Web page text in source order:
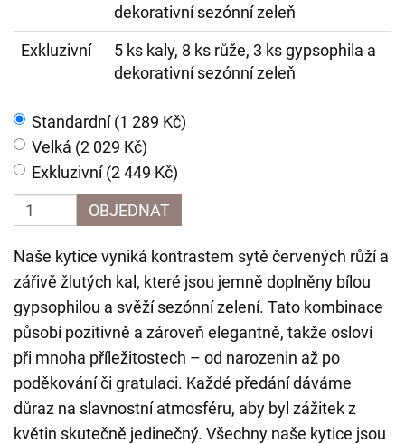
dekorativní sezónní zeleň
Exkluzivní
5 ks kaly, 8 ks růže, 3 ks gypsophila a
dekorativní sezónní zeleň
Standardní (1 289 Kč)
Velká (2 029 Kč)
Exkluzivní (2 449 Kč)
OBJEDNAT
Naše kytice vyniká kontrastem sytě červených růží a
zářivě žlutých kal, které jsou jemně doplněny bílou
gypsophilou a svěží sezónní zelení. Tato kombinace
působí pozitivně a zároveň elegantně, takže osloví
při mnoha příležitostech – od narozenin až po
poděkování či gratulaci. Každé předání dáváme
důraz na slavnostní atmosféru, aby byl zážitek z
květin skutečně jedinečný. Všechny naše kytice jsou